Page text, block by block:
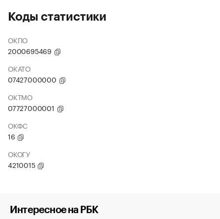
Коды статистики
ОКПО
2000695469
ОКАТО
07427000000
ОКТМО
07727000001
ОКФС
16
ОКОГУ
4210015
Интересное на РБК